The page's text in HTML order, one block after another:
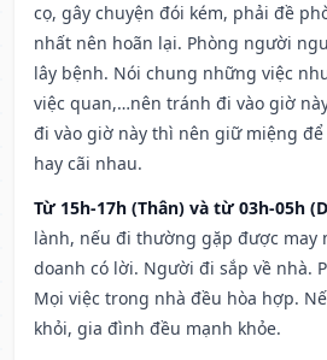
cọ, gây chuyện đói kém, phải đề
nhất nên hoãn lại. Phòng người
lây bệnh. Nói chung những việc
việc quan,…nên tránh đi vào giờ
đi vào giờ này thì nên giữ miệng để
hay cãi nhau.
Từ 15h-17h (Thân) và từ 03h-05h
lành, nếu đi thường gặp được may
doanh có lời. Người đi sắp về nhà.
Mọi việc trong nhà đều hòa hợp.
khỏi, gia đình đều mạnh khỏe.